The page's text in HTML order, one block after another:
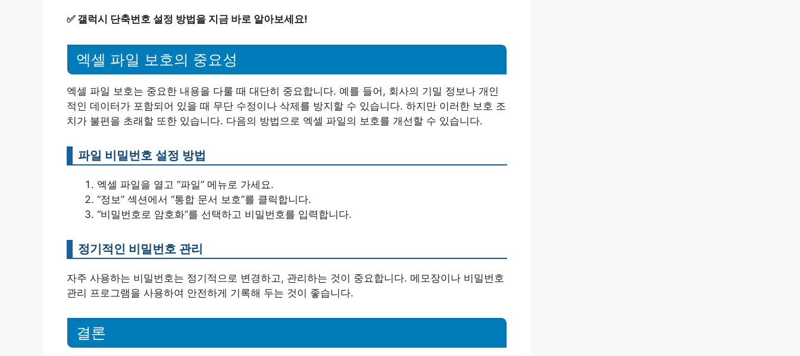
✅ 갤럭시 단축번호 설정 방법을 지금 바로 알아보세요!
엑셀 파일 보호의 중요성
엑셀 파일 보호는 중요한 내용을 다룰 때 대단히 중요합니다. 예를 들어, 회사의 기밀 정보나 개인
적인 데이터가 포함되어 있을 때 무단 수정이나 삭제를 방지할 수 있습니다. 하지만 이러한 보호 조
치가 불편을 초래할 또한 있습니다. 다음의 방법으로 엑셀 파일의 보호를 개선할 수 있습니다.
파일 비밀번호 설정 방법
엑셀 파일을 열고 “파일” 메뉴로 가세요.
“정보” 섹션에서 “통합 문서 보호”를 클릭합니다.
“비밀번호로 암호화”를 선택하고 비밀번호를 입력합니다.
정기적인 비밀번호 관리
자주 사용하는 비밀번호는 정기적으로 변경하고, 관리하는 것이 중요합니다. 메모장이나 비밀번호
관리 프로그램을 사용하여 안전하게 기록해 두는 것이 좋습니다.
결론